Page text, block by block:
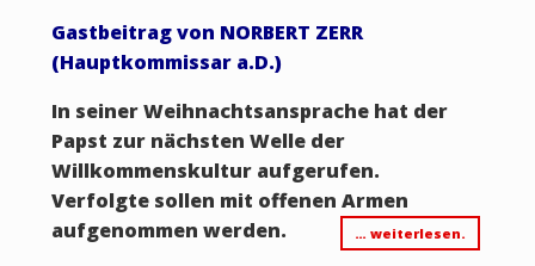
Gastbeitrag von NORBERT ZERR
(Hauptkommissar a.D.)
In seiner Weihnachtsansprache hat der
Papst zur nächsten Welle der
Willkommenskultur aufgerufen.
Verfolgte sollen mit offenen Armen
aufgenommen werden.
… weiterlesen.